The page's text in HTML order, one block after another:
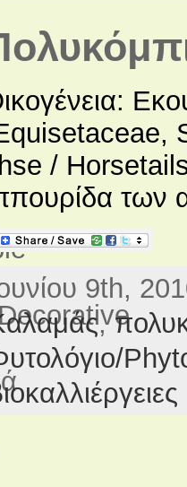
/
των
9th,
,